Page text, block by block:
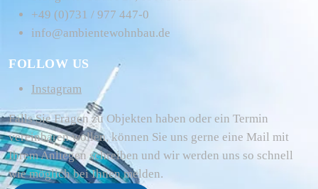
+49 (0)731 / 977 447-0
info@ambientewohnbau.de
FOLLOW US
Instagram
Falls Sie Fragen zu Objekten haben oder ein Termin
vereinbaren wollen, können Sie uns gerne eine Mail mit
Ihrem Anliegen schreiben und wir werden uns so schnell
wie möglich bei Ihnen melden.